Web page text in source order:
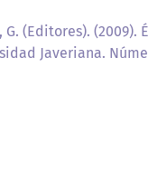
(Editores). (2009).
Javeriana.